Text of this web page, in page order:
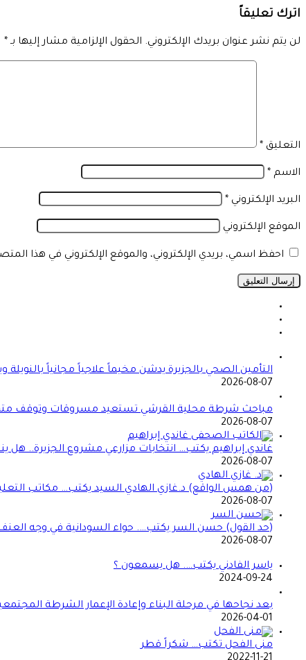
اترك تعليقاً
لن يتم نشر عنوان بريدك الإلكتروني. الحقول الإلزامية مشار إليها بـ *
التعليق *
الاسم *
البريد الإلكتروني *
الموقع الإلكتروني
احفظ اسمي، بريدي الإلكتروني، والموقع الإلكتروني في هذا
التأمين الصحي بالجزيرة يدشن مخيماً علاجياً مجانياً
2026-08-07
مباحث شرطة محلية القرشي تستعيد مسروقات وتوقف
2026-08-07
غاندي إبراهيم يكتب… انتخابات مزارعي مشروع الجزيرة..
2026-08-07
(من همس الواقع) د.غازي الهادي السيد يكتب… مكاتب
2026-08-07
(حد القول) حسن السر يكتب…. حواء السودانية في وجه
2026-08-07
ياسر الفادني يكتب…. هل يسمعون ؟
2024-09-24
بعد نجاحها في مرحلة البناء وإعادة الإعمار الشرطة
2026-04-01
منى الفحل تكتب… شكراً قطر